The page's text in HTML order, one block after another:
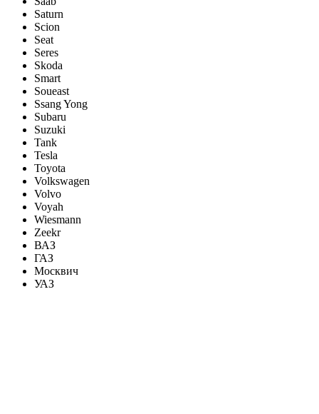
Saturn
Scion
Seat
Seres
Skoda
Smart
Soueast
Ssang Yong
Subaru
Suzuki
Tank
Tesla
Toyota
Volkswagen
Volvo
Voyah
Wiesmann
Zeekr
ВАЗ
ГАЗ
Москвич
УАЗ